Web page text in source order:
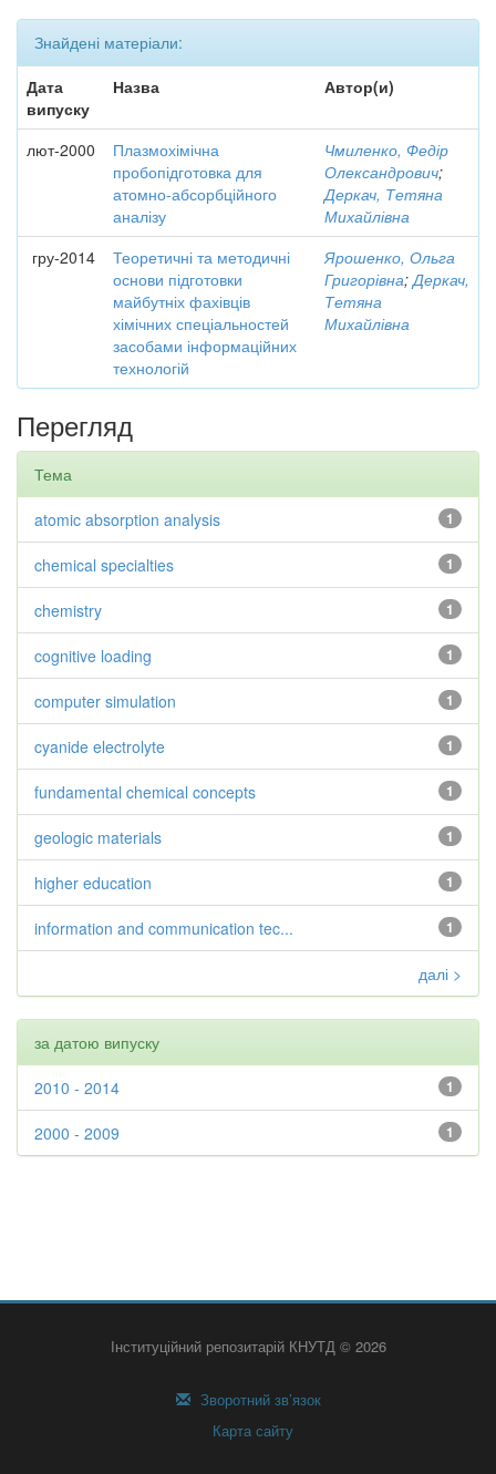
Знайдені матеріали:
Дата
випуску
Назва Автор(и)
лют-2000
Плазмохімічна
пробопідготовка для
атомно-абсорбційного
аналізу
Чмиленко, Федір
Олександрович;
Деркач, Тетяна
Михайлівна
гру-2014
Теоретичні та методичні
основи підготовки
майбутніх фахівців
хімічних спеціальностей
засобами інформаційних
технологій
Ярошенко, Ольга
Григорівна;Деркач,
Тетяна
Михайлівна
Перегляд
Тема
1
atomic absorption analysis
1
chemical specialties
1
chemistry
1
cognitive loading
1
computer simulation
1
cyanide electrolyte
1
fundamental chemical concepts
1
geologic materials
1
higher education
1
information and communication tec...
далі >
за датою випуску
1
2010 - 2014
1
2000 - 2009
Інституційний репозитарій КНУТД © 2026
Зворотний зв’язок
Карта сайту